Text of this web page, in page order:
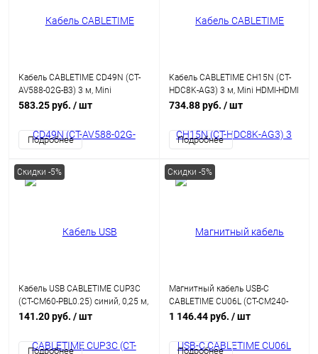
Кабель CABLETIME CD49N (CT-
AV588-02G-B3) 3 м, Mini
DisplayPort - DisplayPort, адаптер
черный
583.25 руб. / шт
Подробнее
Кабель CABLETIME CH15N (CT-
HDC8K-AG3) 3 м, Mini HDMI-HDMI
8K60Hz
734.88 руб. / шт
Подробнее
Скидки -5%
Кабель USB CABLETIME CUP3C
(CT-CM60-PBL0.25) cиний, 0,25 м,
60 Вт
141.20 руб. / шт
Подробнее
Скидки -5%
Магнитный кабель USB-C
CABLETIME CU06L (CT-CM240-
MZO2) оранжевый, быстрого
Plus Max
1 146.44 руб. / шт
Подробнее